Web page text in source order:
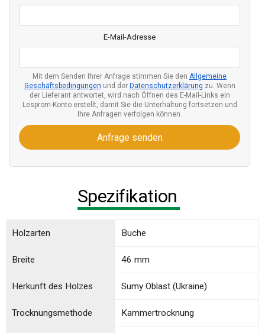
E-Mail-Adresse
Mit dem Senden Ihrer Anfrage stimmen Sie den Allgemeine
Geschäftsbedingungen und der Datenschutzerklärung zu. Wenn
der Lieferant antwortet, wird nach Öffnen des E-Mail-Links ein
Lesprom-Konto erstellt, damit Sie die Unterhaltung fortsetzen und
Ihre Anfragen verfolgen können.
Anfrage senden
Spezifikation
Holzarten Buche
Breite 46 mm
Herkunft des Holzes Sumy Oblast (Ukraine)
Trocknungsmethode Kammertrocknung